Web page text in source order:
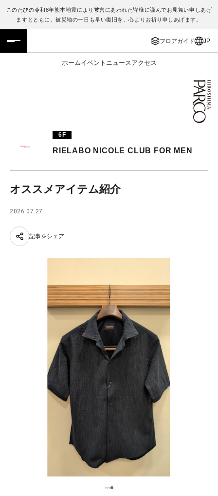
このたびの令和8年熊本地震により被害にあわれた皆様に謹んでお見舞い申しあげ
ますとともに、被災地の一日も早い復旧を、心よりお祈り申しあげます。
フロアガイド JP
ホームイベント ニュース アクセス
フロアガイド
施設案内・アクセス
TAX FREE
ENGLISH
繁体字
日本語
6F
RIELABO NICOLE CLUB FOR MEN
オススメアイテム紹介
2026.07.27
記事をシェア
123